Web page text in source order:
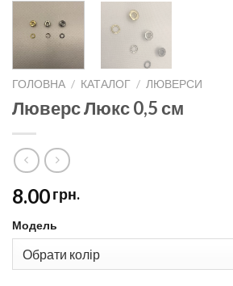
ГОЛОВНА / КАТАЛОГ / ЛЮВЕРСИ
Люверс Люкс 0,5 см
8.00грн.
Модель